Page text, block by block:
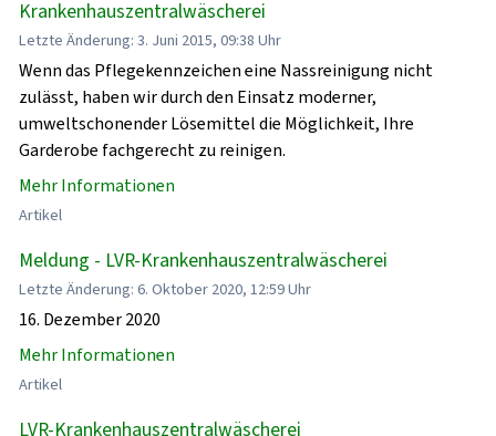
Krankenhauszentralwäscherei
Letzte Änderung: 3. Juni 2015, 09:38 Uhr
Wenn das Pflegekennzeichen eine Nassreinigung nicht
zulässt, haben wir durch den Einsatz moderner,
umweltschonender Lösemittel die Möglichkeit, Ihre
Garderobe fachgerecht zu reinigen.
Mehr Informationen
Artikel
Meldung - LVR-Krankenhauszentralwäscherei
Letzte Änderung: 6. Oktober 2020, 12:59 Uhr
16. Dezember 2020
Mehr Informationen
Artikel
LVR-Krankenhauszentralwäscherei